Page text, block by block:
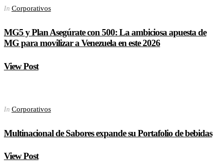
In Corporativos
MG5 y Plan Asegúrate con 500: La ambiciosa apuesta de
MG para movilizar a Venezuela en este 2026
View Post
In Corporativos
Multinacional de Sabores expande su Portafolio de bebidas
View Post